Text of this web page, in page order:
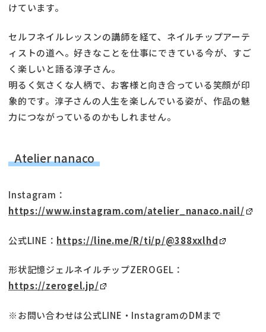
けています。
セルフネイルレッスンの講師を経て、ネイルチップアーテ
ィストの道へ。好きなことを仕事にできている今が、すご
く楽しいと語る淳子さん。
明るく気さくな人柄で、お客様と向き合っている笑顔が印
象的です。淳子さんの人生を楽しんでいる姿が、作品の魅
力につながっているのかもしれません。
Atelier nanaco
Instagram：
https://www.instagram.com/atelier_nanaco.nail/
公式LINE： https://line.me/R/ti/p/@388xxlhd
形状記憶ジェルネイルチップZEROGEL：
https://zerogel.jp/
※お問い合わせは公式LINE・InstagramのDMまで